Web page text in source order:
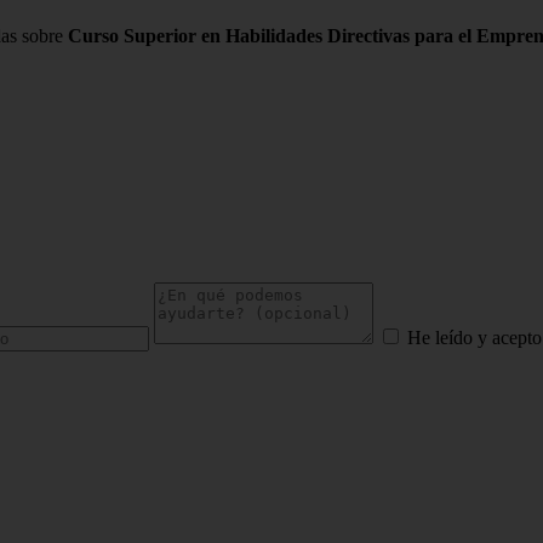
sobre Curso Superior en Habilidades Directivas para el
He leído y